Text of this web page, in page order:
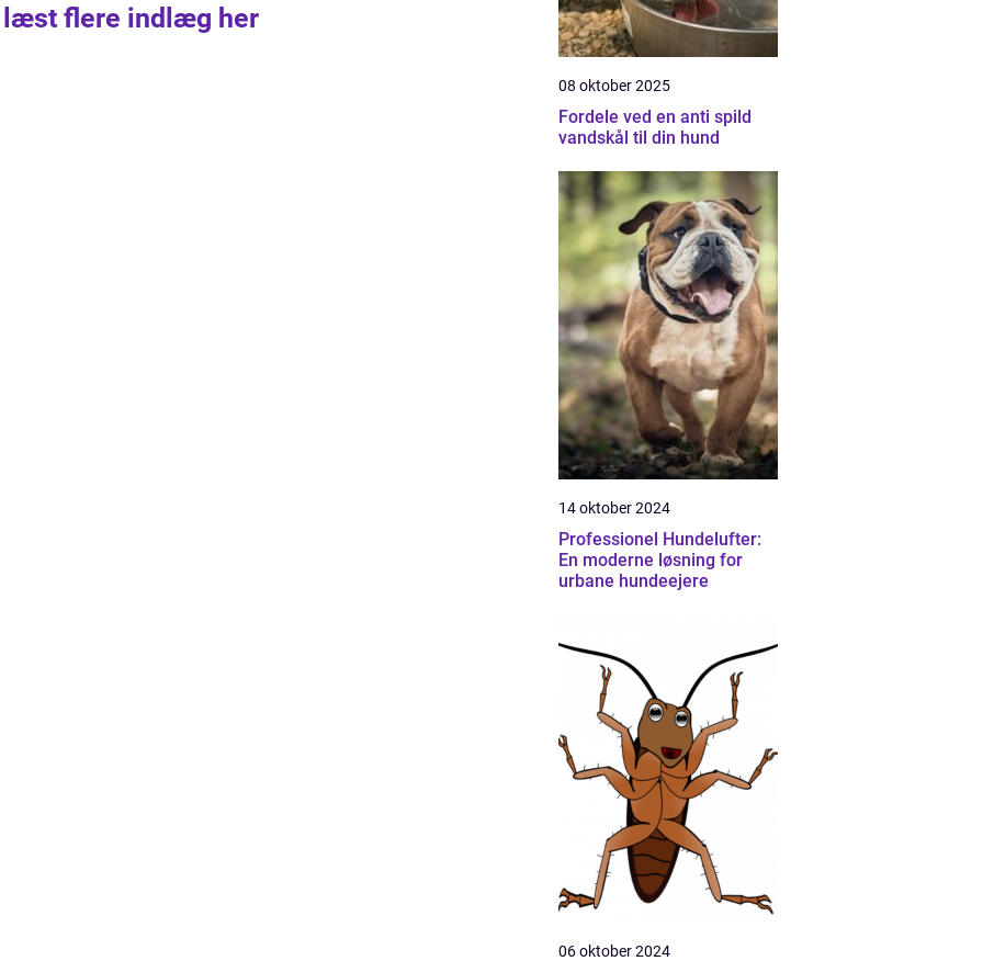
læst flere indlæg her
08 oktober 2025
Fordele ved en anti spild
vandskål til din hund
14 oktober 2024
Professionel Hundelufter:
En moderne løsning for
urbane hundeejere
06 oktober 2024